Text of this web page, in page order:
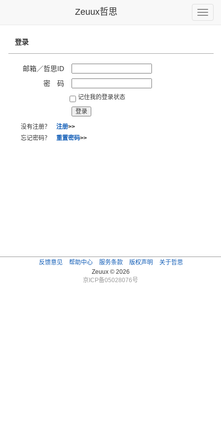
Toggle
Zeuux哲思
登录
邮箱／哲思ID
密 码
记住我的登录状态
没有注册？ 注册>>
忘记密码？ 重置密码>>
反馈意见 帮助中心 服务条款 版权声明
关于哲思
Zeuux © 2026
京ICP备05028076号